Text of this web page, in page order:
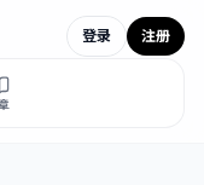
登录 注册